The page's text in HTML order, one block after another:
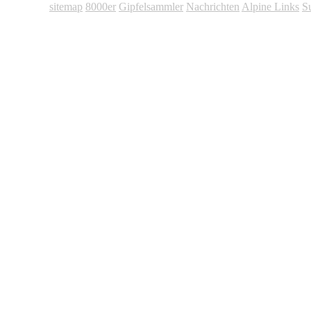
sitemap 8000er Gipfelsammler Nachrichten Alpine Links